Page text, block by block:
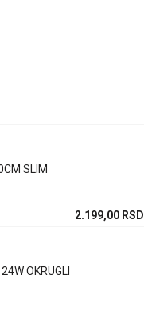
1 :
SLIM
2.199,00 RSD
OKRUGLI